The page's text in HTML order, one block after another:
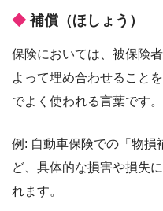
補償（ほしょう）
保険においては、被保険
よって埋め合わせること
でよく使われる言葉です。
例: 自動車保険での「物損
ど、具体的な損害や損失
れます。